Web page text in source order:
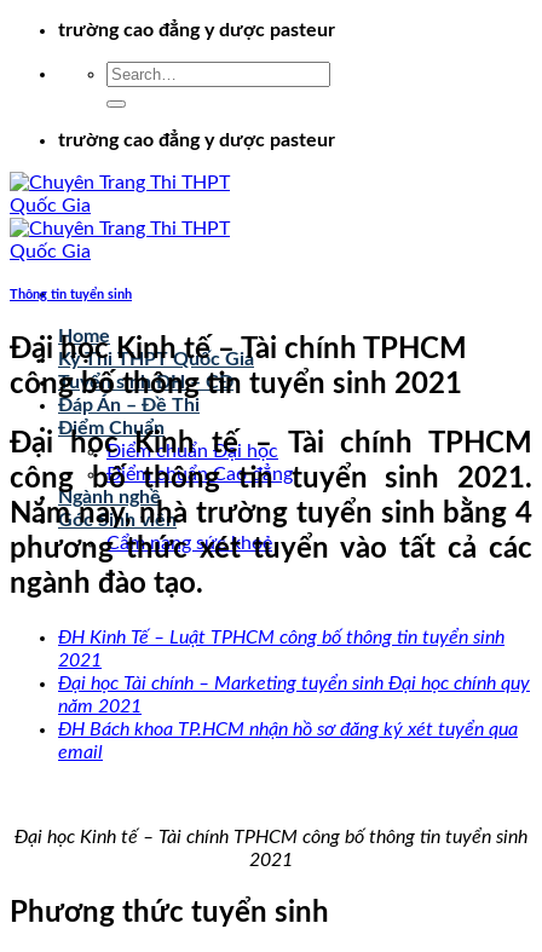
Chuyểntrường cao đẳng y dược pasteur
trường cao đẳng y dược pasteur
Home
Kỳ Thi THPT Quốc Gia
Tuyển sinh ĐH – CĐ
Đáp Án – Đề Thi
Điểm Chuẩn
Điểm chuẩn Đại học
Điểm chuẩn Cao đẳng
Ngành nghề
Góc Sinh viên
Cẩm nang sức khoẻ
Thông tin tuyển sinh
Đại học Kinh tế – Tài chính TPHCM
công bố thông tin tuyển sinh 2021
Đại học Kinh tế – Tài chính TPHCM
công bố thông tin tuyển sinh 2021.
Năm nay, nhà trường tuyển sinh bằng 4
phương thức xét tuyển vào tất cả các
ngành đào tạo.
ĐH Kinh Tế – Luật TPHCM công bố thông tin tuyển sinh
2021
Đại học Tài chính – Marketing tuyển sinh Đại học chính quy
năm 2021
ĐH Bách khoa TP.HCM nhận hồ sơ đăng ký xét tuyển qua
email
Đại học Kinh tế – Tài chính TPHCM công bố thông tin tuyển sinh
2021
Phương thức tuyển sinh